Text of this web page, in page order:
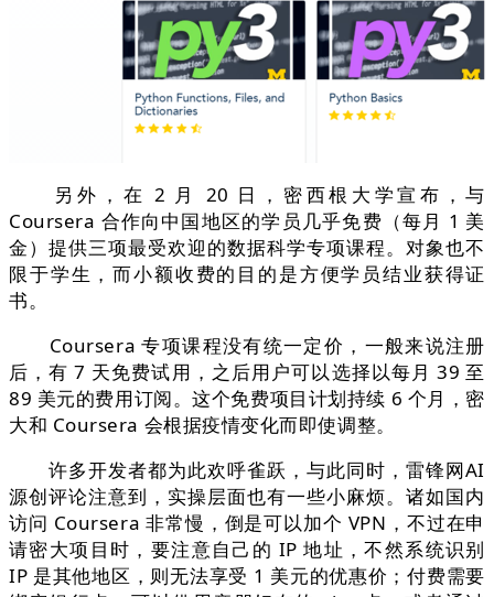
另外，在 2 月 20 日，密西根大学宣布，与
Coursera 合作向中国地区的学员几乎免费（每月 1 美
金）提供三项最受欢迎的数据科学专项课程。对象也不
限于学生，而小额收费的目的是方便学员结业获得证
书。
Coursera 专项课程没有统一定价，一般来说注册
后，有 7 天免费试用，之后用户可以选择以每月 39 至
89 美元的费用订阅。这个免费项目计划持续 6 个月，密
大和 Coursera 会根据疫情变化而即使调整。
许多开发者都为此欢呼雀跃，与此同时，雷锋网AI
源创评论注意到，实操层面也有一些小麻烦。诸如国内
访问 Coursera 非常慢，倒是可以加个 VPN，不过在申
请密大项目时，要注意自己的 IP 地址，不然系统识别
IP 是其他地区，则无法享受 1 美元的优惠价；付费需要